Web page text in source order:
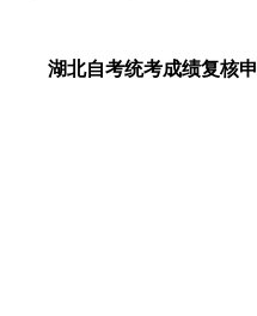
湖北自考统考成绩复核